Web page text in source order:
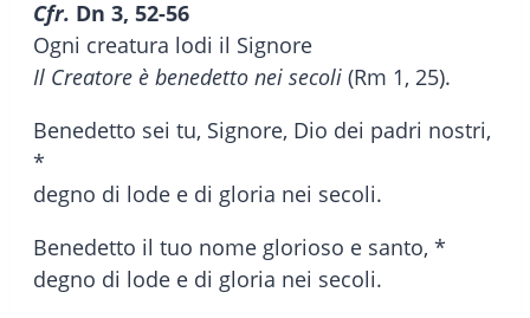
Cfr. Dn 3, 52-56
Ogni creatura lodi il Signore
Il Creatore è benedetto nei secoli (Rm 1, 25).
Benedetto sei tu, Signore, Dio dei padri nostri,
*
degno di lode e di gloria nei secoli.
Benedetto il tuo nome glorioso e santo, *
degno di lode e di gloria nei secoli.